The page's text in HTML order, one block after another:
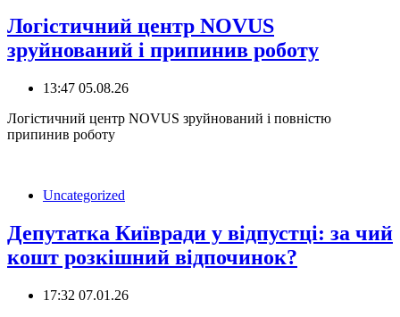
Логістичний центр NOVUS
зруйнований і припинив роботу
13:47 05.08.26
Логістичний центр NOVUS зруйнований і повністю
припинив роботу
Uncategorized
Депутатка Київради у відпустці: за чий
кошт розкішний відпочинок?
17:32 07.01.26